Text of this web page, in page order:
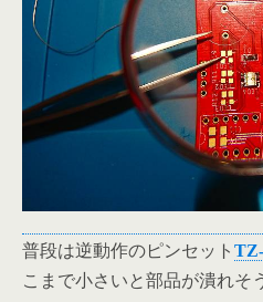
普段は逆動作のピンセット
こまで小さいと部品が潰れそ